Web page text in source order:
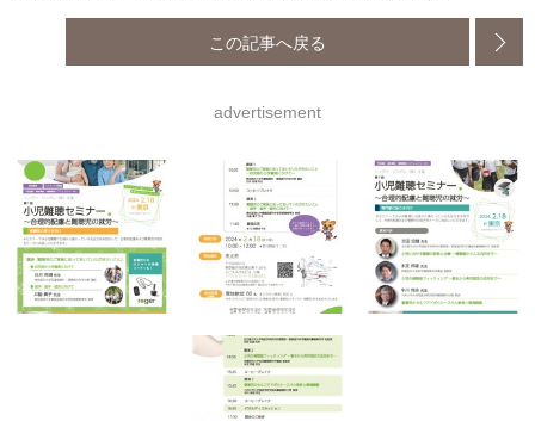
この記事へ戻る
advertisement